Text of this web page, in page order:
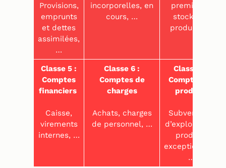
Provisions,
emprunts
et dettes
assimilées,
…
incorporelles, en
cours, …
premières,
stocks de
produits, …
Classe 5 :
Comptes
financiers
Caisse,
virements
internes, …
Classe 6 :
Comptes de
charges
Achats, charges
de personnel, …
Classe 7 :
Comptes de
produits
Subventions
d’exploitation,
produits
exceptionnels,
…